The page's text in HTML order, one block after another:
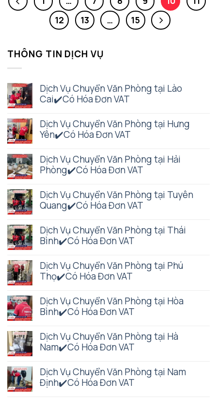
THÔNG TIN DỊCH VỤ
Dịch Vụ Chuyển Văn Phòng tại Lào
Cai✔️Có Hóa Đơn VAT
Dịch Vụ Chuyển Văn Phòng tại Hưng
Yên✔️Có Hóa Đơn VAT
Dịch Vụ Chuyển Văn Phòng tại Hải
Phòng✔️Có Hóa Đơn VAT
Dịch Vụ Chuyển Văn Phòng tại Tuyên
Quang✔️Có Hóa Đơn VAT
Dịch Vụ Chuyển Văn Phòng tại Thái
Bình✔️Có Hóa Đơn VAT
Dịch Vụ Chuyển Văn Phòng tại Phú
Thọ✔️Có Hóa Đơn VAT
Dịch Vụ Chuyển Văn Phòng tại Hòa
Bình✔️Có Hóa Đơn VAT
Dịch Vụ Chuyển Văn Phòng tại Hà
Nam✔️Có Hóa Đơn VAT
Dịch Vụ Chuyển Văn Phòng tại Nam
Định✔️Có Hóa Đơn VAT
12
13 … 15